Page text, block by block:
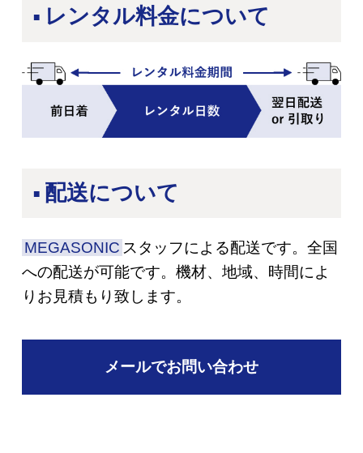
レンタル料金について
配送について
MEGASONIC スタッフによる配送です。全国
への配送が可能です。 機材、地域、時間によ
りお見積もり致します。
メールでお問い合わせ